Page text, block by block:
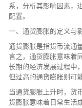
系，分析其影响因素，
配置。
一、通货膨胀的定义与
通货膨胀是指货币流通
言之，通货膨胀意味着
长期的经济发展过程中
但过高的通货膨胀则可
当通货膨胀上升时，货
货膨胀意味着日常生活